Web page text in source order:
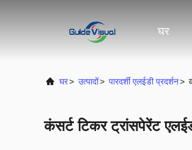
घर
घर> उत्पादों> पारदर्शी एलईडी प्रदर्शन>
कंसर्ट टिकर ट्रांसपेरेंट